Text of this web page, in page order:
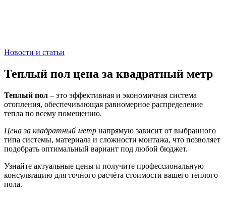
Новости и статьи
Теплый пол цена за квадратный метр
Теплый пол – это эффективная и экономичная система
отопления, обеспечивающая равномерное распределение
тепла по всему помещению.
Цена за квадратный метр напрямую зависит от выбранного
типа системы, материала и сложности монтажа, что позволяет
подобрать оптимальный вариант под любой бюджет.
Узнайте актуальные цены и получите профессиональную
консультацию для точного расчёта стоимости вашего теплого
пола.